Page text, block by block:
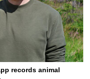
records animal